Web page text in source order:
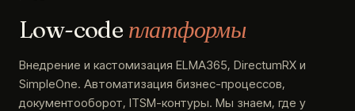
Low-code платформы
Внедрение и кастомизация ELMA365, DirectumRX и
SimpleOne. Автоматизация бизнес-процессов,
документооборот, ITSM-контуры. Мы знаем, где у